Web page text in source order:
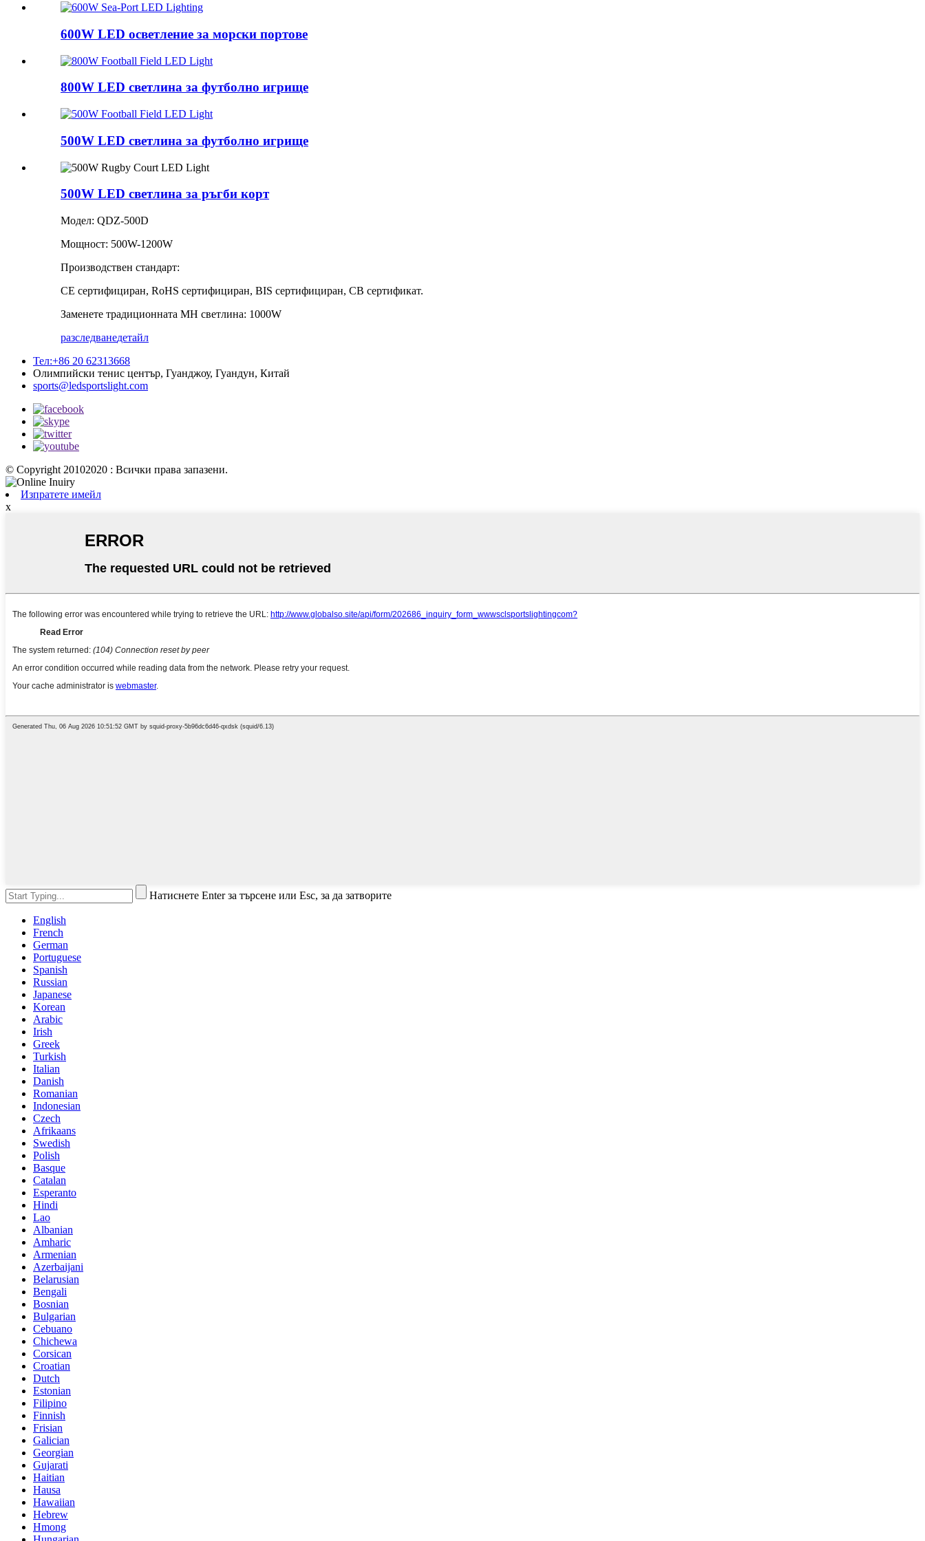
600W LED осветление за морски портове
800W LED светлина за футболно игрище
500W LED светлина за футболно игрище
500W LED светлина за ръгби корт
Модел: QDZ-500D
Мощност: 500W-1200W
Производствен стандарт:
CE сертифициран, RoHS сертифициран, BIS сертифициран, CB сертификат.
Заменете традиционната MH светлина: 1000W
разследванедетайл
Тел:+86 20 62313668
Олимпийски тенис център, Гуанджоу, Гуандун, Китай
sports@ledsportslight.com
© Copyright 20102020 : Всички права запазени.
Изпратете имейл
x
Натиснете Enter за търсене или Esc, за да затворите
English
French
German
Portuguese
Spanish
Russian
Japanese
Korean
Arabic
Irish
Greek
Turkish
Italian
Danish
Romanian
Indonesian
Czech
Afrikaans
Swedish
Polish
Basque
Catalan
Esperanto
Hindi
Lao
Albanian
Amharic
Armenian
Azerbaijani
Belarusian
Bengali
Bosnian
Bulgarian
Cebuano
Chichewa
Corsican
Croatian
Dutch
Estonian
Filipino
Finnish
Frisian
Galician
Georgian
Gujarati
Haitian
Hausa
Hawaiian
Hebrew
Hmong